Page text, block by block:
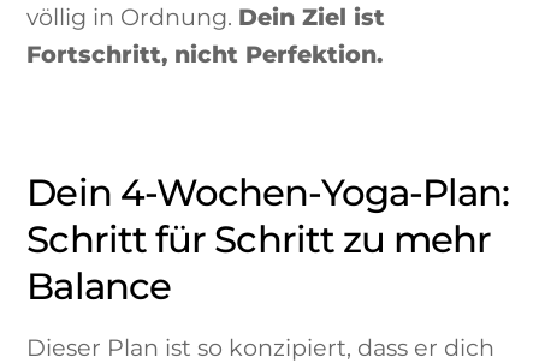
völlig in Ordnung. Dein Ziel ist
Fortschritt, nicht Perfektion.
Dein 4-Wochen-Yoga-Plan:
Schritt für Schritt zu mehr
Balance
Dieser Plan ist so konzipiert, dass er dich